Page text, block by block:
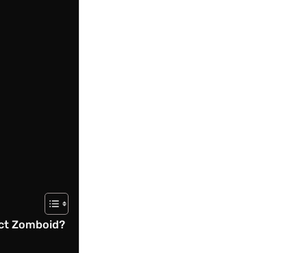
Zomboid?